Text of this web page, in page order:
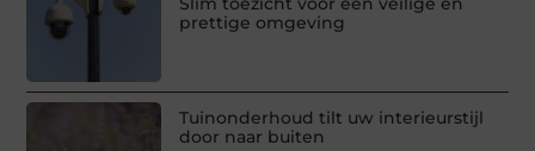
prettige omgeving
Tuinonderhoud tilt uw interieurstijl
door naar buiten